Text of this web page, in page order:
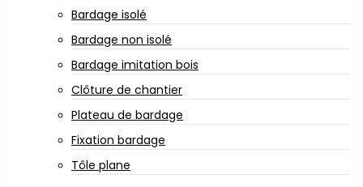
Bardage isolé
Bardage non isolé
Bardage imitation bois
Clôture de chantier
Plateau de bardage
Fixation bardage
Tôle plane